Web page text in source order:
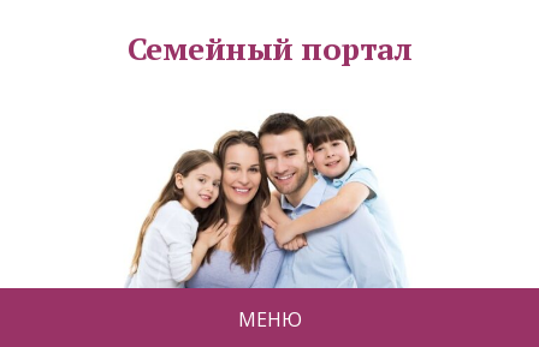
Семейный портал
МЕНЮ